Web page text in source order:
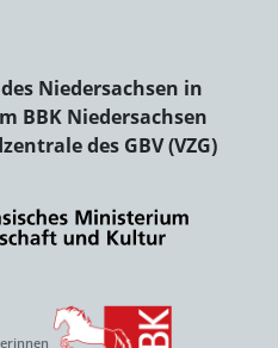
Niedersachsen in
BBK Niedersachsen
des GBV (VZG)